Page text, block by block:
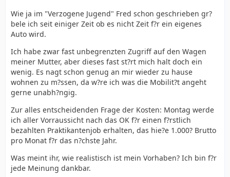
Wie ja im "Verzogene Jugend" Fred schon geschrieben gr?
bele ich seit einiger Zeit ob es nicht Zeit f?r ein eigenes
Auto wird.
Ich habe zwar fast unbegrenzten Zugriff auf den Wagen
meiner Mutter, aber dieses fast st?rt mich halt doch ein
wenig. Es nagt schon genug an mir wieder zu hause
wohnen zu m?ssen, da w?re ich was die Mobilit?t angeht
gerne unabh?ngig.
Zur alles entscheidenden Frage der Kosten: Montag werde
ich aller Vorraussicht nach das OK f?r einen f?rstlich
bezahlten Praktikantenjob erhalten, das hie?e 1.000? Brutto
pro Monat f?r das n?chste Jahr.
Was meint ihr, wie realistisch ist mein Vorhaben? Ich bin f?r
jede Meinung dankbar.